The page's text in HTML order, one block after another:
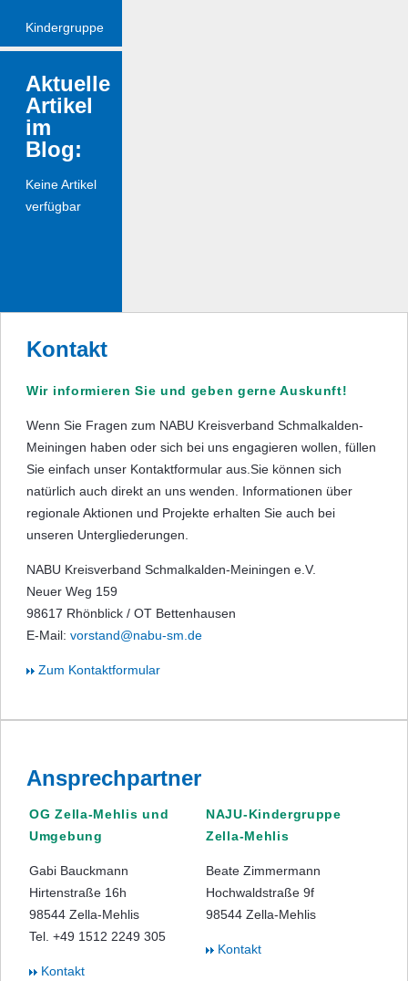
Kindergruppe
Aktuelle
Artikel
im
Blog:
Keine Artikel
verfügbar
Kontakt
Wir informieren Sie und geben gerne Auskunft!
Wenn Sie Fragen zum NABU Kreisverband Schmalkalden-
Meiningen haben oder sich bei uns engagieren wollen, füllen
Sie einfach unser Kontaktformular aus.Sie können sich
natürlich auch direkt an uns wenden. Informationen über
regionale Aktionen und Projekte erhalten Sie auch bei
unseren Untergliederungen.
NABU Kreisverband Schmalkalden-Meiningen e.V.
Neuer Weg 159
98617 Rhönblick / OT Bettenhausen
E-Mail: vorstand@nabu-sm.de
Zum Kontaktformular
Ansprechpartner
OG Zella-Mehlis und
Umgebung
Gabi Bauckmann
Hirtenstraße 16h
98544 Zella-Mehlis
Tel. +49 1512 2249 305
Kontakt
NAJU-Kindergruppe
Zella-Mehlis
Beate Zimmermann
Hochwaldstraße 9f
98544 Zella-Mehlis
Kontakt